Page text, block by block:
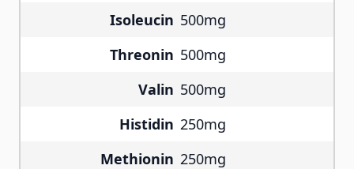
Isoleucin 500mg
Threonin 500mg
Valin 500mg
Histidin 250mg
Methionin 250mg